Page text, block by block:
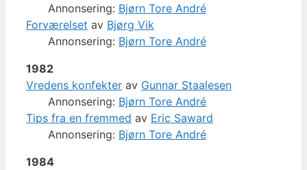
Annonsering: Bjørn Tore André
Forværelset av Bjørg Vik
Annonsering: Bjørn Tore André
1982
Vredens konfekter av Gunnar Staalesen
Annonsering: Bjørn Tore André
Tips fra en fremmed av Eric Saward
Annonsering: Bjørn Tore André
1984